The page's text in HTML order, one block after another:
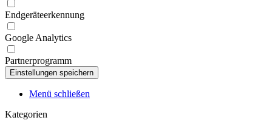
Endgeräteerkennung
Google Analytics
Partnerprogramm
Menü schließen
Kategorien